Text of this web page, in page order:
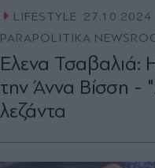
LIFESTYLE 27.10.2024
PARAPOLITIKA
Έλενα Τσαβαλιά:
την Άννα Βίσση -
λεζάντα